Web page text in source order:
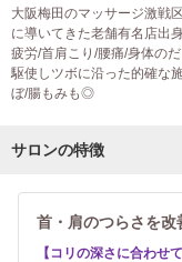
大阪梅田のマッサージ激戦
に導いてきた老舗有名店出
疲労/首肩こり/腰痛/身体の
駆使しツボに沿った的確な
ぼ/腸もみも◎
サロンの特徴
首・肩のつらさを改
【コリの深さに合わせ